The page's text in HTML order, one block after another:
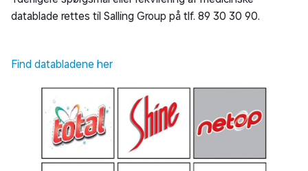
datablade rettes til Salling Group på tlf. 89 30 30 90.
Find databladene her